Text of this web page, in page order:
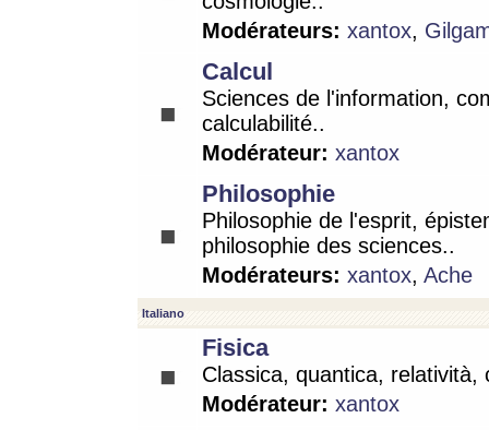
Modérateurs: xantox,
Calcul
Sciences de l'information,
calculabilité..
Modérateur: xantox
Philosophie
Philosophie de l'esprit,
philosophie des sciences..
Modérateurs: xantox, Ache
Italiano
Fisica
Classica, quantica, relatività,
Modérateur: xantox